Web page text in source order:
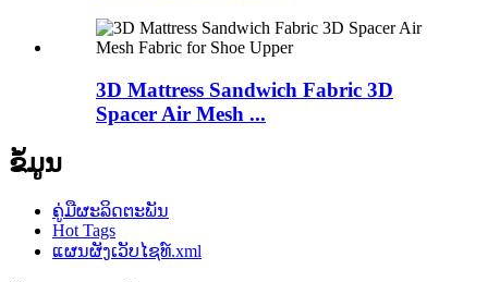
3D Mattress Sandwich Fabric 3D
Spacer Air Mesh ...
ຂໍ້ມູນ
ຄູ່ມືຜະລິດຕະພັນ
Hot Tags
ແຜນຜັງເວັບໄຊທ໌.xml